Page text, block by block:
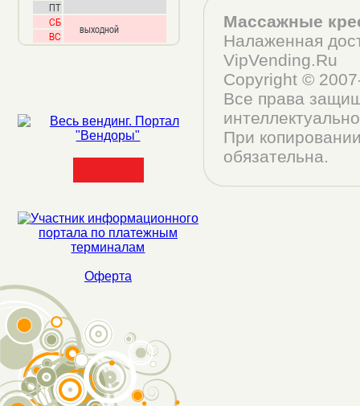
ПТ
СБ
выходной
ВС
Оферта
Массажные
Налаженная
VipVending.Ru
Copyright ©
Все права
При
обязательна.